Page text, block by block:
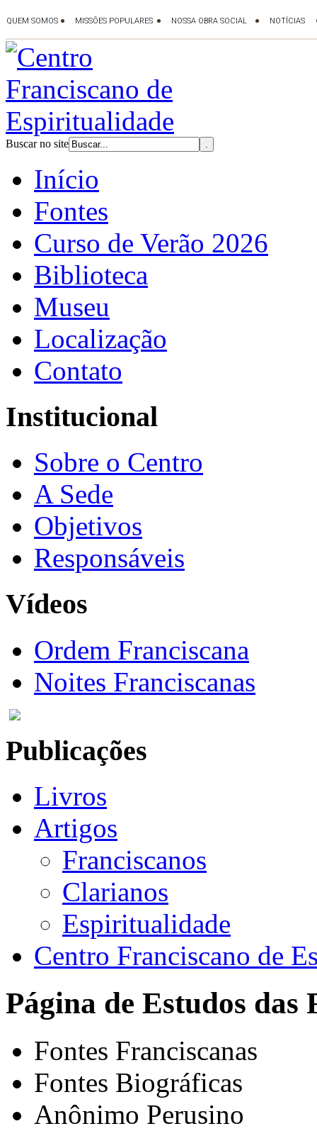
Buscar no site
Início
Fontes
Curso de Verão 2026
Biblioteca
Museu
Localização
Contato
Institucional
Sobre o Centro
A Sede
Objetivos
Responsáveis
Vídeos
Ordem Franciscana
Noites Franciscanas
Publicações
Livros
Artigos
Franciscanos
Clarianos
Espiritualidade
Centro Franciscano de
Página de Estudos das
Fontes Franciscanas
Fontes Biográficas
Anônimo Perusino